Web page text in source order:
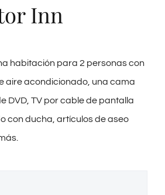
Inn
habitación para 2 personas con
aire acondicionado, una cama
DVD, TV por cable de pantalla
con ducha, artículos de aseo